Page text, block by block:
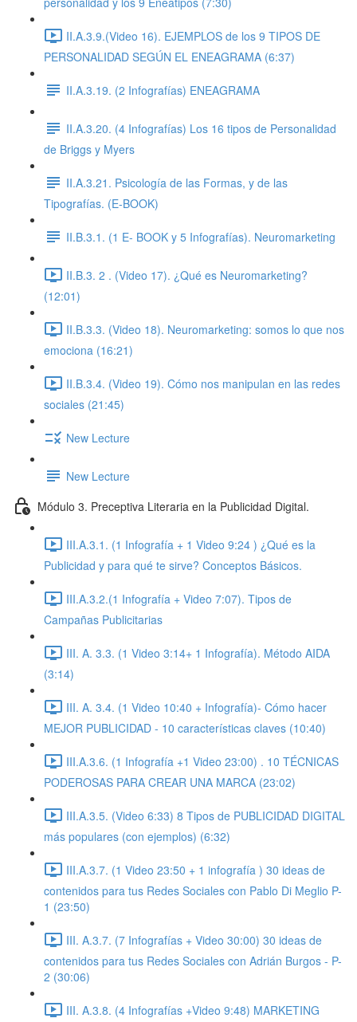
II.A.3.9.(Video 16). EJEMPLOS de los 9 TIPOS DE
PERSONALIDAD SEGÚN EL ENEAGRAMA (6:37)
II.A.3.19. (2 Infografías) ENEAGRAMA
II.A.3.20. (4 Infografías) Los 16 tipos de Personalidad
de Briggs y Myers
II.A.3.21. Psicología de las Formas, y de las
Tipografías. (E-BOOK)
II.B.3.1. (1 E- BOOK y 5 Infografías). Neuromarketing
II.B.3. 2 . (Video 17). ¿Qué es Neuromarketing?
(12:01)
II.B.3.3. (Video 18). Neuromarketing: somos lo que nos
emociona (16:21)
II.B.3.4. (Video 19). Cómo nos manipulan en las redes
sociales (21:45)
New Lecture
New Lecture
Módulo 3. Preceptiva Literaria en la Publicidad Digital.
III.A.3.1. (1 Infografía + 1 Video 9:24 ) ¿Qué es la
Publicidad y para qué te sirve? Conceptos Básicos.
III.A.3.2.(1 Infografía + Video 7:07). Tipos de
Campañas Publicitarias
III. A. 3.3. (1 Video 3:14+ 1 Infografía). Método AIDA
(3:14)
III. A. 3.4. (1 Video 10:40 + Infografía)- Cómo hacer
MEJOR PUBLICIDAD - 10 características claves (10:40)
III.A.3.6. (1 Infografía +1 Video 23:00) . 10 TÉCNICAS
PODEROSAS PARA CREAR UNA MARCA (23:02)
III.A.3.5. (Video 6:33) 8 Tipos de PUBLICIDAD DIGITAL
más populares (con ejemplos) (6:32)
III.A.3.7. (1 Video 23:50 + 1 infografía ) 30 ideas de
contenidos para tus Redes Sociales con Pablo Di Meglio P-
1 (23:50)
III. A.3.7. (7 Infografías + Video 30:00) 30 ideas de
contenidos para tus Redes Sociales con Adrián Burgos - P-
2 (30:06)
III. A.3.8. (4 Infografías +Video 9:48) MARKETING